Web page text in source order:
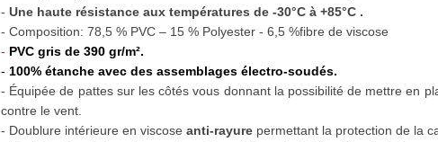
- Une haute résistance aux températures de -30°C à +85°C .
- Composition: 78,5 % PVC – 15 % Polyester - 6,5 %fibre de viscose
- PVC gris de 390 gr/m².
- 100% étanche avec des assemblages électro-soudés.
- Équipéede pattes sur les côtés vous donnant la possibilité de mettre en
contre le vent.
- Doublure intérieure en viscose anti-rayure permettant la protection de la